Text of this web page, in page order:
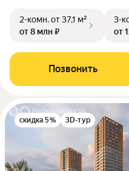
2-комн.от 37,1 м²
от 8 млн ₽
3-
от
Позвонить
скидка 5% 3D-тур